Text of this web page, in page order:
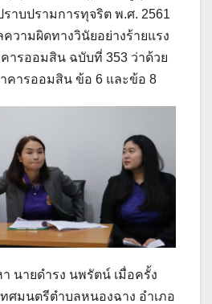
าบปรามการทุจริต พ.ศ. 2561
วามผิดทางวินัยอย่างร้ายแรง
ารออมสิน ฉบับที่ 353 ว่าด้วย
คารออมสิน ข้อ 6 และข้อ 8
นายดำรง นพรัตน์ เมื่อครั้ง
ศมนตรีตำบลหนองฉาง อำเภอ